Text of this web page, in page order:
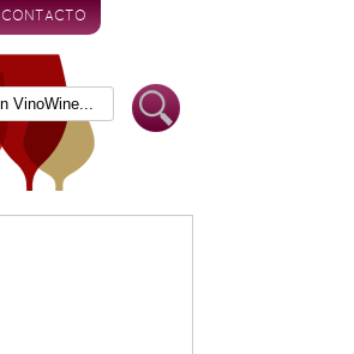
CONTACTO